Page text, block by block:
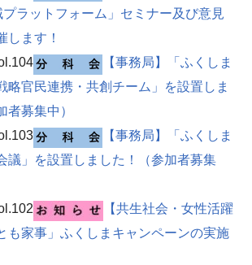
プラットフォーム」セミナー及び意見
します！
【事務局】「ふくしま
略官民連携・共創チーム」を設置しま
者募集中）
【事務局】「ふくしま
議」を設置しました！（参加者募集
【共生社会・女性活躍
も家事」ふくしまキャンペーンの実施